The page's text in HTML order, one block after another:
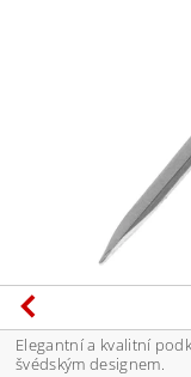
Elegantní a kvalitní
švédským designem.